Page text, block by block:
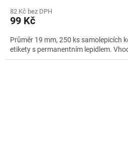
82 Kč bez DPH
99 Kč
Průměr 19 mm, 250 ks samolepicích
etikety s permanentním lepidlem.